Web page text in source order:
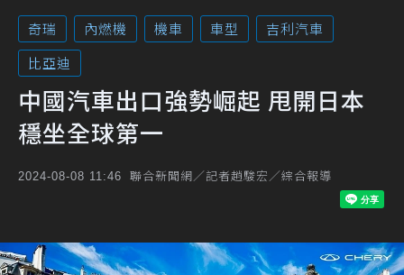
奇瑞 內燃機 機車 車型
吉利汽車
比亞迪
中國汽車出口強勢崛起 甩開日本
穩坐全球第一
2024-08-08 11:46 聯合新聞網／記者趙駿宏／綜合報導